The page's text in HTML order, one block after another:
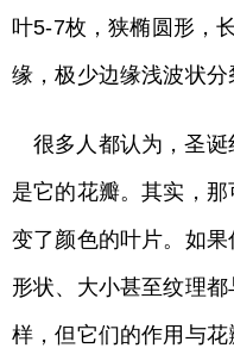
叶5-7枚，狭椭圆形，
缘，极少边缘浅波状分
很多人都认为，圣
是它的花瓣。其实，
变了颜色的叶片。如
形状、大小甚至纹理
样，但它们的作用与